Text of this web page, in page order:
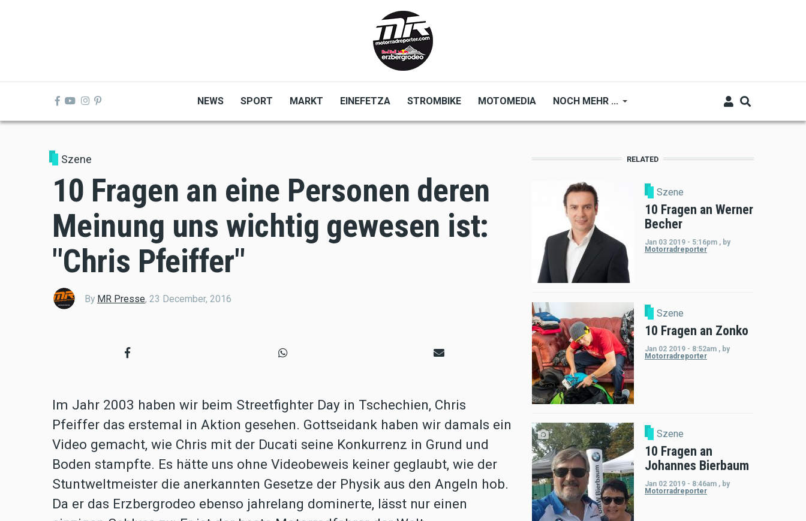
NEWS SPORT MARKT EINEFETZA STROMBIKE MOTOMEDIA NOCH MEHR ...
Szene
10 Fragen an eine Personen deren
Meinung uns wichtig gewesen ist:
"Chris Pfeiffer"
By MR Presse, 23 December, 2016
Im Jahr 2003 haben wir beim Streetfighter Day in Tschechien, Chris
Pfeiffer das erstemal in Aktion gesehen. Gottseidank haben wir damals ein
Video gemacht, wie Chris mit der Ducati seine Konkurrenz in Grund und
Boden stampfte. Es hätte uns ohne Videobeweis keiner geglaubt, wie der
Stuntweltmeister die anerkannten Gesetze der Physik aus den Angeln hob.
Da er das Erzbergrodeo ebenso jahrelang dominerte, lässt nur einen
RELATED
Szene
10 Fragen an Werner
Becher
Jan 03 2019 - 5:16pm , by
Motorradreporter
Szene
10 Fragen an Zonko
Jan 02 2019 - 8:52am , by
Motorradreporter
Szene
10 Fragen an
Johannes Bierbaum
Jan 02 2019 - 8:46am , by
Motorradreporter